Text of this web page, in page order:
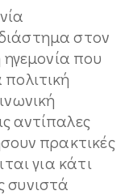
στον
ηγεμονία που
αντίπαλες
πρακτικές
για κάτι
συνιστά